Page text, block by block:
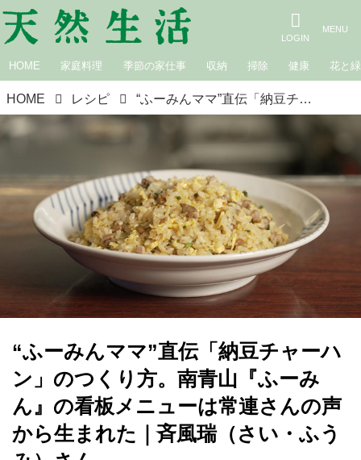
HOME 家庭料理 季節の家仕事 収納 掃除 健康 花と緑
HOME レシピ “ふーみんママ”直伝「納豆チャーハン」のつくり方。南青山『ふーみん』の看板メニューは常連さんの声から生まれた｜斉風瑞（さい・ふうみ）さん
“ふーみんママ”直伝「納豆チャーハ
ン」のつくり方。南青山『ふーみ
ん』の看板メニューは常連さんの声
から生まれた｜斉風瑞（さい・ふう